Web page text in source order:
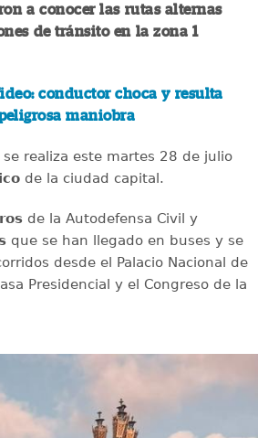
a conocer las rutas alternas
de tránsito en la zona 1
conductor choca y resulta
maniobra
se realiza este martes 28 de julio
de la ciudad capital.
de la Autodefensa Civil y
que se han llegado en buses y se
desde el Palacio Nacional de
Presidencial y el Congreso de la